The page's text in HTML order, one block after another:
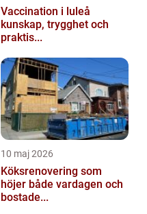
Vaccination i luleå
kunskap, trygghet och
praktis...
10 maj 2026
Köksrenovering som
höjer både vardagen och
bostade...